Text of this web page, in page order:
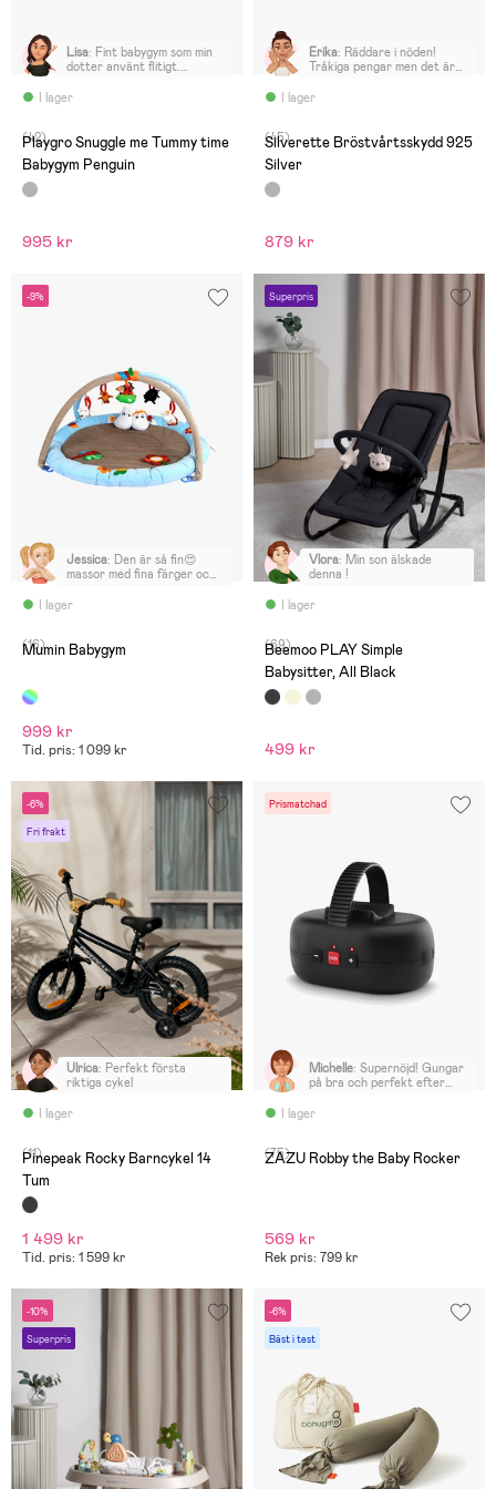
I lager
Lisa: Fint babygym som min
dotter använt flitigt.
matta som hon kan sitta och
(42)
Playgro Snuggle me Tummy time
Babygym Penguin
995 kr
I lager
Erika: Räddare i nöden!
Tråkiga pengar men det är
(45)
Silverette Bröstvårtsskydd 925
Silver
879 kr
-9%
I lager
Jessica: Den är så fin😍
massor med fina färger och
(16)
Mumin Babygym
999 kr
Tid. pris: 1 099 kr
Superpris
I lager
Vlora: Min son älskade
denna !
(69)
Beemoo PLAY Simple
Babysitter, All Black
499 kr
-6%
Fri frakt
I lager
Ulrica: Perfekt första
riktiga cykel
(11)
Pinepeak Rocky Barncykel 14
Tum
1 499 kr
Tid. pris: 1 599 kr
Prismatchad
I lager
Michelle: Supernöjd! Gungar
på bra och perfekt efter
(75)
ZAZU Robby the Baby Rocker
569 kr
Rek pris: 799 kr
-10%
Superpris
-6%
Bäst i test